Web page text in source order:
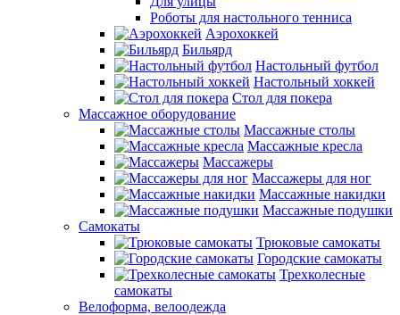
Роботы для настольного тенниса
Аэрохоккей
Бильярд
Настольный футбол
Настольный хоккей
Стол для покера
Массажное оборудование
Массажные столы
Массажные кресла
Массажеры
Массажеры для ног
Массажные накидки
Массажные подушки
Самокаты
Трюковые самокаты
Городские самокаты
Трехколесные
самокаты
Велоформа, велоодежда